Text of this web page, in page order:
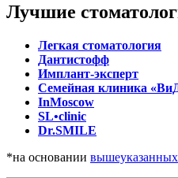
Лучшие
Легкая стоматология
Дантистофф
Имплант-эксперт
Семейная клиника
InMoscow
SL•clinic
Dr.SMILE
*на основании вышеуказанных